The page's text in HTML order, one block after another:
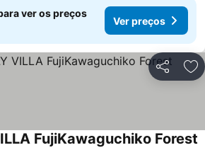
ver os preços
Ver preços
Partilhar
FujiKawaguchiko Forest